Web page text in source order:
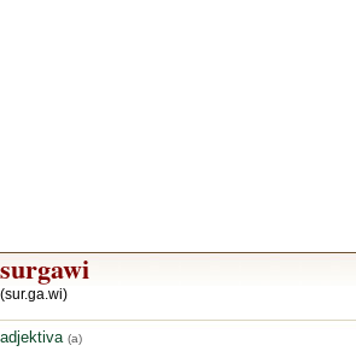
surgawi
(sur.ga.wi)
adjektiva (a)